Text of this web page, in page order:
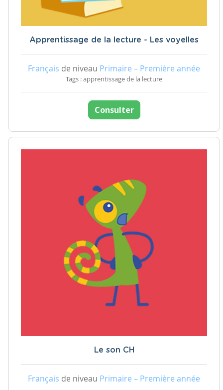
Apprentissage de la lecture - Les voyelles
Français de niveau Primaire – Première année
Tags : apprentissage de la lecture
Consulter
Le son CH
Français de niveau Primaire – Première année